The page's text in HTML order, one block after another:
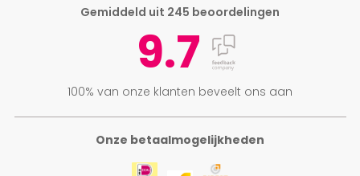
Onze betaalmogelijkheden
Gemiddeld uit 245 beoordelingen
9.7
100% van onze klanten beveelt ons aan